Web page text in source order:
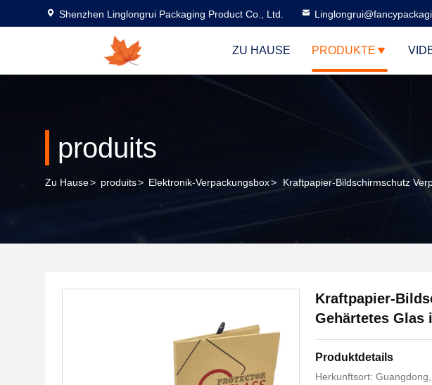
Shenzhen Linglongrui Packaging Product Co., Ltd.
ZU HAUSE PRODUKTE
produits
Zu Hause> produits> Elektronik-Verpackungsbox> Kraftpapier-Bildschirmschutz
Kraftpapier-
Gehärtetes Glas
Produktdetails
Herkunftsort: